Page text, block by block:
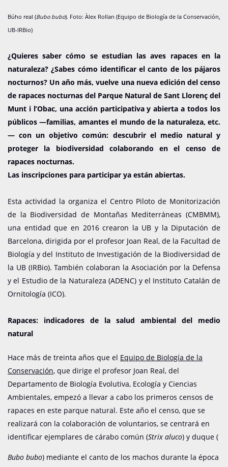
Búho real (Bubo bubo). Foto: Àlex Rollan (Equipo de Biología de la Conservación,
UB-IRBio)
¿Quieres saber cómo se estudian las aves rapaces en la
naturaleza? ¿Sabes cómo identificar el canto de los pájaros
nocturnos? Un año más, vuelve una nueva edición del censo
de rapaces nocturnas del Parque Natural de Sant Llorenç del
Munt i l’Obac, una acción participativa y abierta a todos los
públicos —familias, amantes el mundo de la naturaleza, etc.
— con un objetivo común: descubrir el medio natural y
proteger la biodiversidad colaborando en el censo de
rapaces nocturnas.
Las inscripciones para participar ya están abiertas.
Esta actividad la organiza el Centro Piloto de Monitorización
de la Biodiversidad de Montañas Mediterráneas (CMBMM),
una entidad que en 2016 crearon la UB y la Diputación de
Barcelona, ​​dirigida por el profesor Joan Real, de la Facultad de
Biología y del Instituto de Investigación de la Biodiversidad de
la UB (IRBio). También colaboran la Asociación por la Defensa
y el Estudio de la Naturaleza (ADENC) y el Instituto Catalán de
Ornitología (ICO).
Rapaces: indicadores de la salud ambiental del medio
natural
Hace más de treinta años que el Equipo de Biología de la
Conservación, que dirige el profesor Joan Real, del
Departamento de Biología Evolutiva, Ecología y Ciencias
Ambientales, empezó a llevar a cabo los primeros censos de
rapaces en este parque natural. Este año el censo, que se
realizará con la colaboración de voluntarios, se centrará en
identificar ejemplares de cárabo común (Strix aluco) y duque (
Bubo bubo) mediante el canto de los machos durante la época